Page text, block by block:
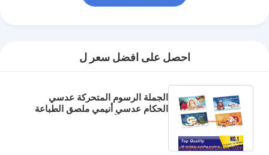
احصل على افضل سعر ل
الجملة الرسوم المتحركة عدسي
الحكام عدسي أنيمي ملصق الطباعة